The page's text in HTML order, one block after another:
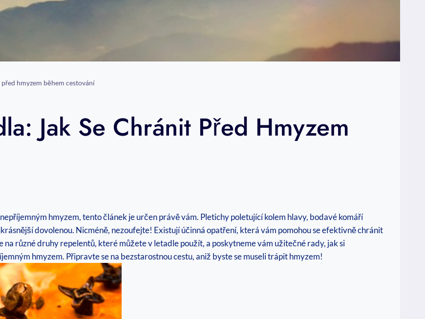
hmyzem během cestování
Jak Se Chránit Před Hmyzem
hmyzem, tento článek je určen právě vám. Pletichy poletující kolem hlavy, bodavé komáří
dovolenou. Nicméně, nezoufejte! Existují účinná opatření, která vám pomohou se efektivně chránit
různé druhy repelentů, které můžete v letadle použít, a poskytneme vám užitečné rady, jak si
hmyzem. Připravte se na bezstarostnou cestu, aniž byste se museli trápit hmyzem!